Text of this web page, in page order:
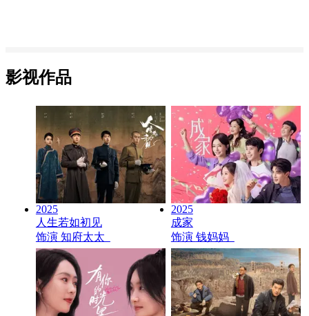
影视作品
2025
人生若如初见
饰演 知府太太
2025
成家
饰演 钱妈妈